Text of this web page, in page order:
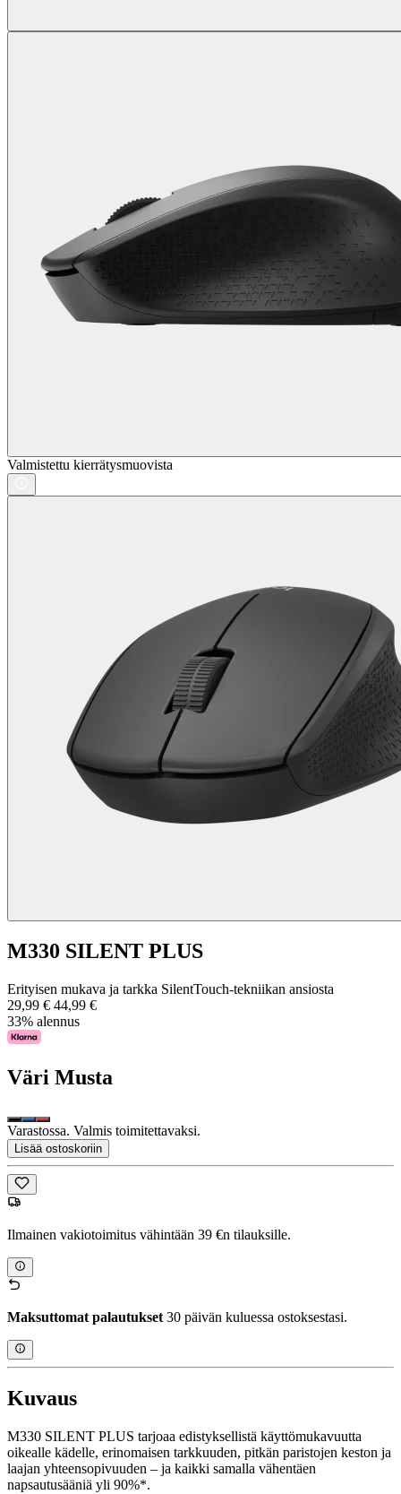
Valmistettu kierrätysmuovista
M330 SILENT PLUS
Erityisen mukava ja tarkka SilentTouch-tekniikan ansiosta
29,99 € 44,99 €
33% alennus
Väri Musta
Varastossa. Valmis toimitettavaksi.
Lisää ostoskoriin
Ilmainen vakiotoimitus vähintään 39 €n tilauksille.
Maksuttomat palautukset 30 päivän kuluessa ostoksestasi.
Kuvaus
M330 SILENT PLUS tarjoaa edistyksellistä käyttömukavuutta
oikealle kädelle, erinomaisen tarkkuuden, pitkän paristojen keston ja
laajan yhteensopivuuden – ja kaikki samalla vähentäen
napsautusääniä yli 90%*.